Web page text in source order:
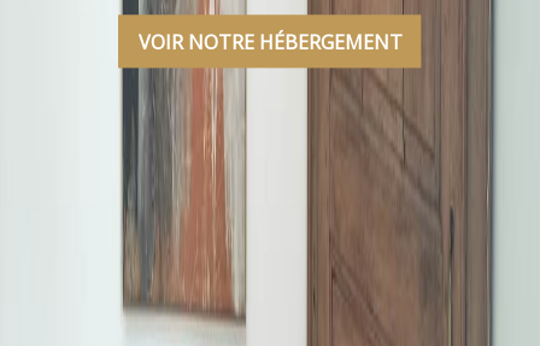
VOIR NOTRE HÉBERGEMENT